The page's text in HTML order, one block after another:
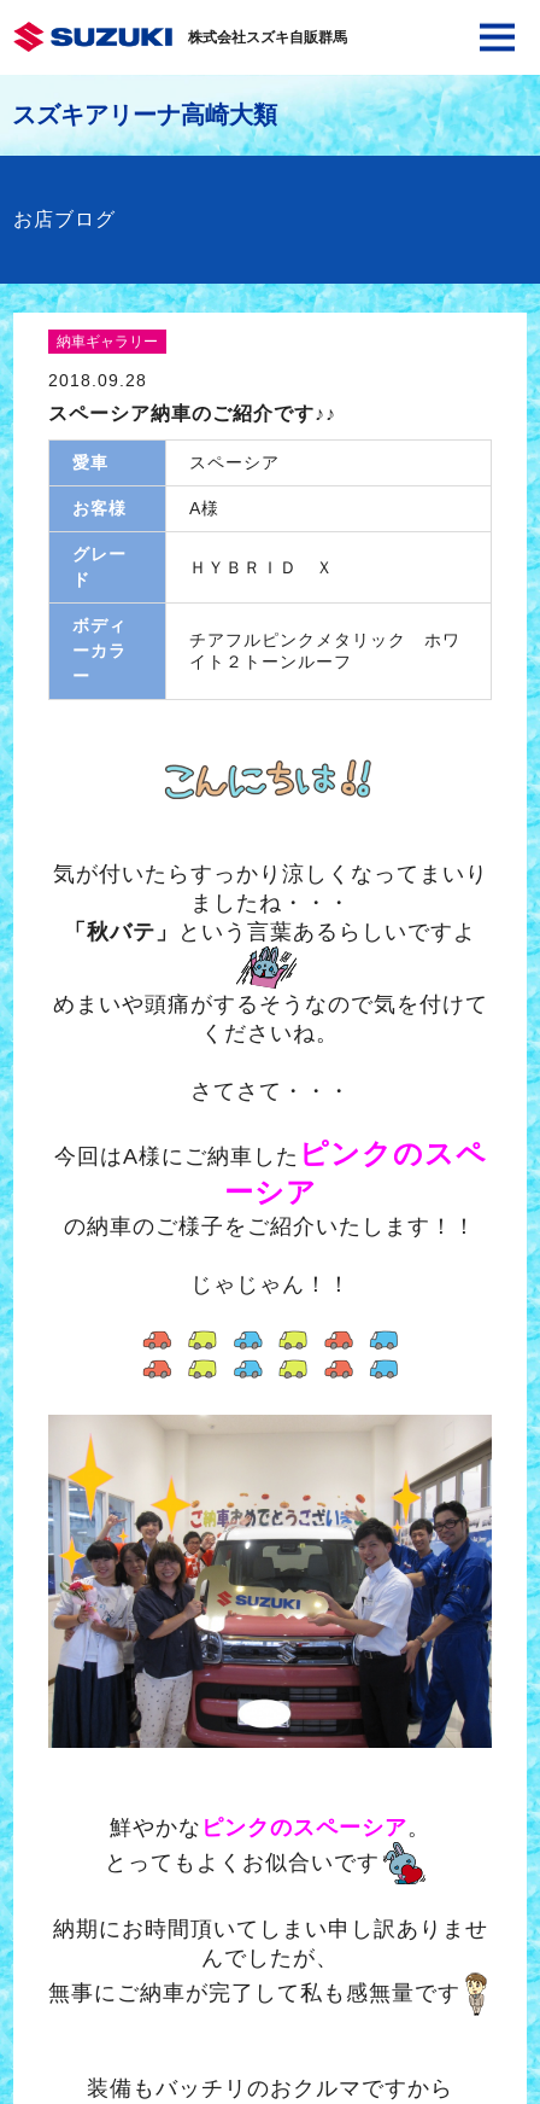
株式会社スズキ自販群馬
スズキアリーナ高崎大類
お店ブログ
納車ギャラリー
2018.09.28
スペーシア納車のご紹介です♪♪
愛車 スペーシア
お客様 A様
グレー
ド
ＨＹＢＲＩＤ Ｘ
ボディ
ーカラ
ー
チアフルピンクメタリック ホワ
イト２トーンルーフ
気が付いたらすっかり涼しくなってまいり
ましたね・・・
「秋バテ」
という言葉あるらしいですよ
めまいや頭痛がするそうなので気を付けて
くださいね。
さてさて・・・
今回はA様にご納車した ピンクのスペ
ーシア
の納車のご様子をご紹介いたします！！
じゃじゃん！！
鮮やかな ピンクのスペーシア。
とってもよくお似合いです
納期にお時間頂いてしまい申し訳ありませ
んでしたが、
無事にご納車が完了して私も感無量です
装備もバッチリのおクルマですから